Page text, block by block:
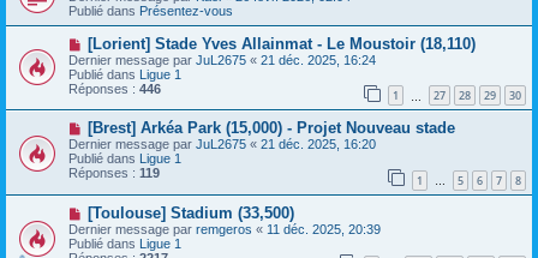
g
e
m
e
a
g
e
u
v
e
u
m
e
s
s
a
g
e
Publié dans Présentez-vous
N
o
u
v
e
a
m
e
s
s
a
e
[Lorient] Stade Yves Allainmat - Le Moustoir (18,110)
Dernier message par JuL2675 « 21 déc. 2025, 16:24
Publié dans Ligue 1
Réponses : 446 1 27 28 29 30
N
o
u
v
e
a
m
e
s
[Brest] Arkéa Park (15,000) - Projet Nouveau stade
Dernier message par JuL2675 « 21 déc. 2025, 16:20
Publié dans
Ligue 1
Réponses : 119 1 … 5 6 7 8
N
o
u
v
[Toulouse] Stadium (33,500)
Dernier message par remgeros « 11 déc. 2025, 20:39
Publié dans Ligue 1